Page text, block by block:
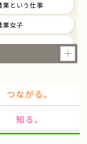
業という仕事
業女子
農
光
民俗芸能と農村生活を考える
つながる。
知る。